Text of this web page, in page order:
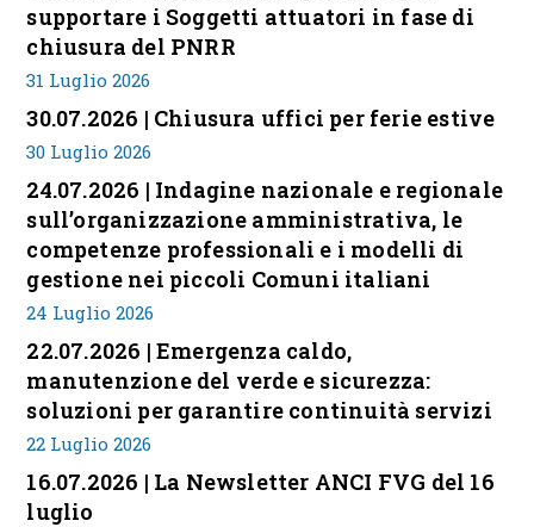
supportare i Soggetti attuatori in fase di
chiusura del PNRR
31 Luglio 2026
30.07.2026 | Chiusura uffici per ferie estive
30 Luglio 2026
24.07.2026 | Indagine nazionale e regionale
sull’organizzazione amministrativa, le
competenze professionali e i modelli di
gestione nei piccoli Comuni italiani
24 Luglio 2026
22.07.2026 | Emergenza caldo,
manutenzione del verde e sicurezza:
soluzioni per garantire continuità servizi
22 Luglio 2026
16.07.2026 | La Newsletter ANCI FVG del 16
luglio